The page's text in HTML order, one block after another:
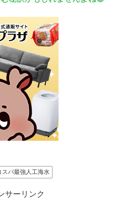
スパ最強人工海水
サーリンク